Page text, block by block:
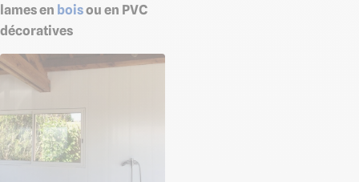
lames en boisou en PVC
décoratives